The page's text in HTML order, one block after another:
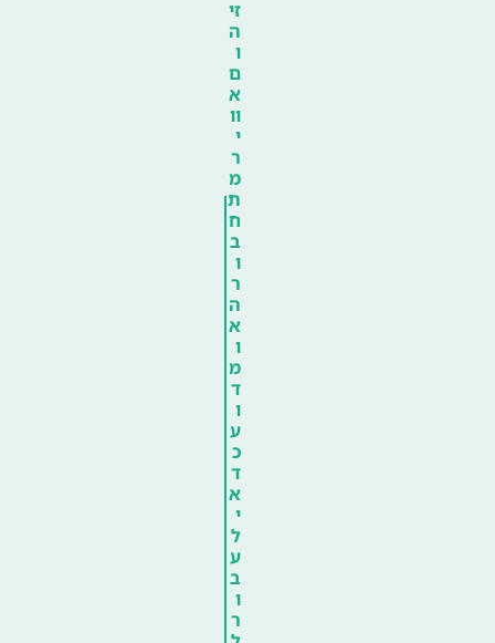
זי
ה
ו
ם
א
וו
י
ר
מ
ת
ח
ב
ו
ר
ה
א
ו
מ
ד
ו
ע
כ
ד
א
י
ל
ע
ב
ו
ר